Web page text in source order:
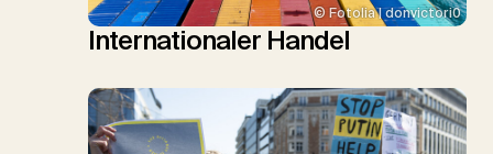
© Fotolia | donvictori0
Internationaler Handel